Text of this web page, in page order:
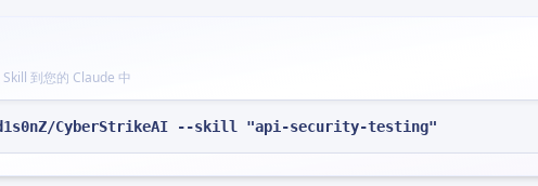
到您的 Claude 中
CyberStrikeAI --skill "api-security-testing"